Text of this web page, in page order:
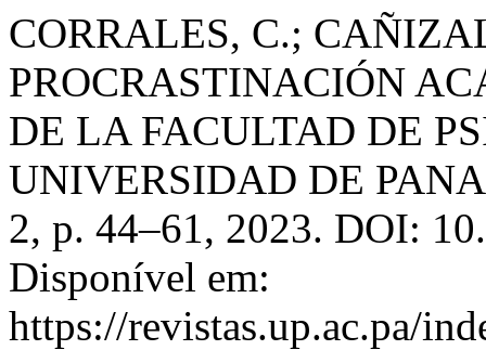
CORRALES, C.;
PROCRASTINACIÓN
DE LA FACULTAD DE
UNIVERSIDAD DE
2, p. 44–61, 2023. DOI:
Disponível em:
https://revistas.up.ac.pa/